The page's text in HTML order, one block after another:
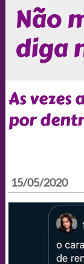
Não
diga
As vezes
por
15/05/2020